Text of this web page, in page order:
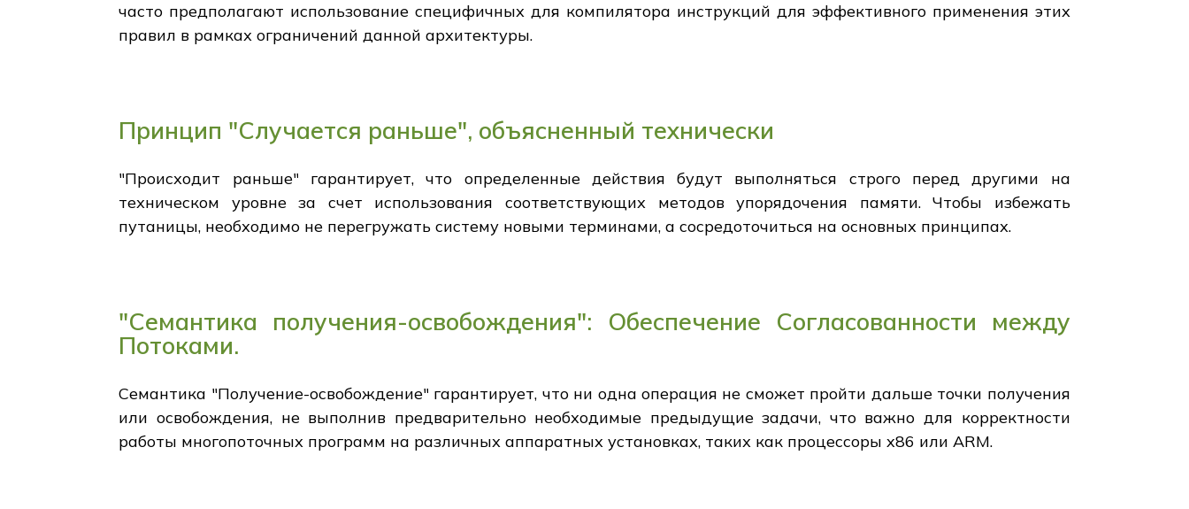
часто предполагают использование специфичных для компилятора инструкций для эффективного применения этих
правил в рамках ограничений данной архитектуры.
Принцип "Случается раньше", объясненный технически
"Происходит раньше" гарантирует, что определенные действия будут выполняться строго перед другими на
техническом уровне за счет использования соответствующих методов упорядочения памяти. Чтобы избежать
путаницы, необходимо не перегружать систему новыми терминами, а сосредоточиться на основных принципах.
"Семантика получения-освобождения": Обеспечение Согласованности между
Потоками.
Семантика "Получение-освобождение" гарантирует, что ни одна операция не сможет пройти дальше точки получения
или освобождения, не выполнив предварительно необходимые предыдущие задачи, что важно для корректности
работы многопоточных программ на различных аппаратных установках, таких как процессоры x86 или ARM.